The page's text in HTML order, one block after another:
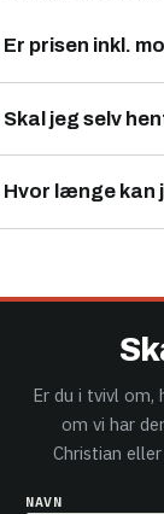
Er prisen inkl.
Skal jeg selv
Hvor længe kan
Er du i tvivl om,
om vi har
Christian
NAVN